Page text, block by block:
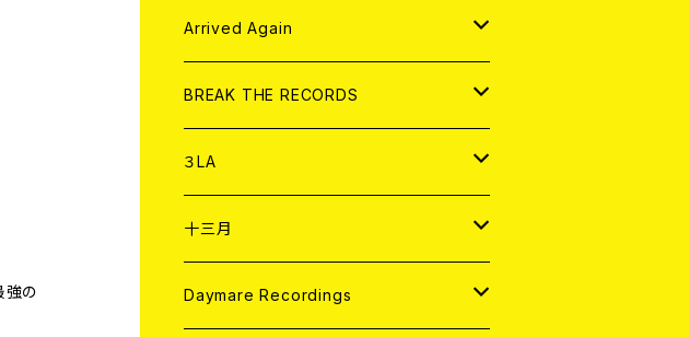
強の
アパレル
書籍
DIGITAL CONTENTS
CD
アナログ
Arrived Again
CD
アナログ
BREAK THE RECORDS
CD
ANALOG
アパレル
３LA
CD
ANALOG
十三月
CD
Daymare Recordings